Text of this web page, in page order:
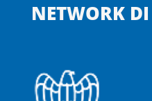
NETWORK